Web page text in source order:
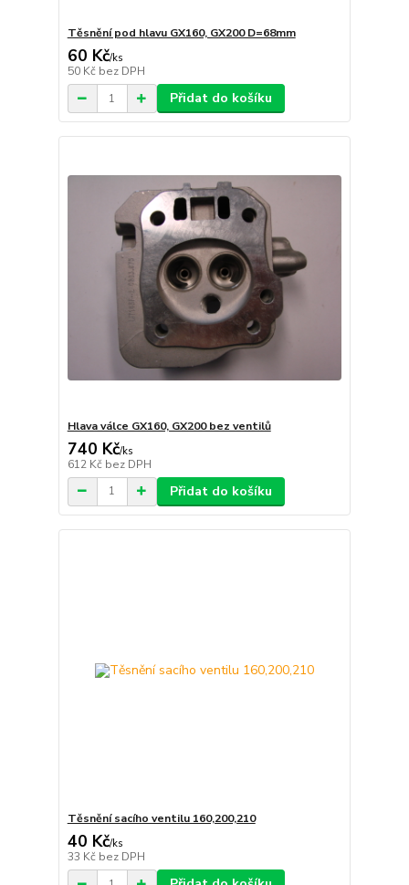
Těsnění pod hlavu GX160, GX200 D=68mm
60 Kč/ks
50 Kč bez DPH
Přidat do košíku
Hlava válce GX160, GX200 bez ventilů
740 Kč/ks
612 Kč bez DPH
Přidat do košíku
Těsnění sacího ventilu 160,200,210
40 Kč/ks
33 Kč bez DPH